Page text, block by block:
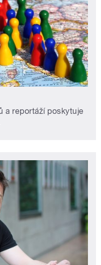
a reportáží poskytuje